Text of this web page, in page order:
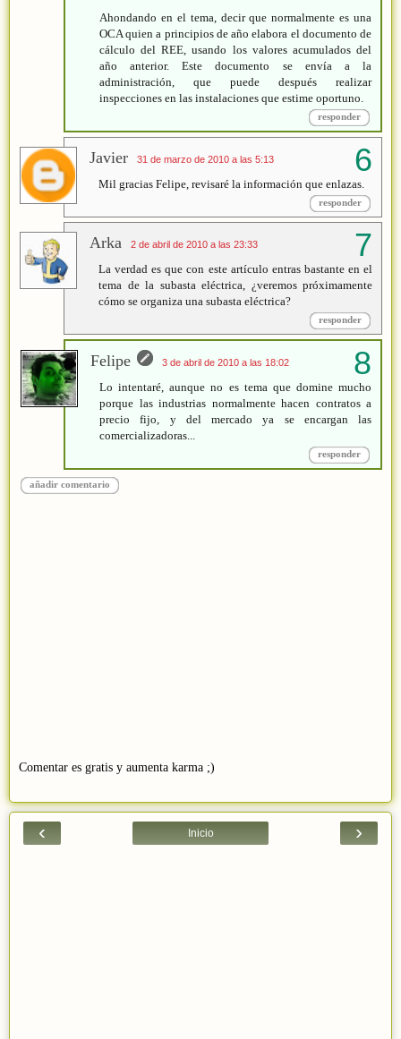
Ahondando en el tema, decir que normalmente es una
OCA quien a principios de año elabora el documento de
cálculo del REE, usando los valores acumulados del
año anterior. Este documento se envía a la
administración, que puede después realizar
inspecciones en las instalaciones que estime oportuno.
responder
Javier 31 de marzo de 2010 a las 5:13
Mil gracias Felipe, revisaré la información que enlazas.
responder
Arka 2 de abril de 2010 a las 23:33
La verdad es que con este artículo entras bastante en el
tema de la subasta eléctrica, ¿veremos próximamente
cómo se organiza una subasta eléctrica?
responder
Felipe 3 de abril de 2010 a las 18:02
Lo intentaré, aunque no es tema que domine mucho
porque las industrias normalmente hacen contratos a
precio fijo, y del mercado ya se encargan las
comercializadoras...
responder
añadir comentario
Comentar es gratis y aumenta karma ;)
‹ ›
Inicio